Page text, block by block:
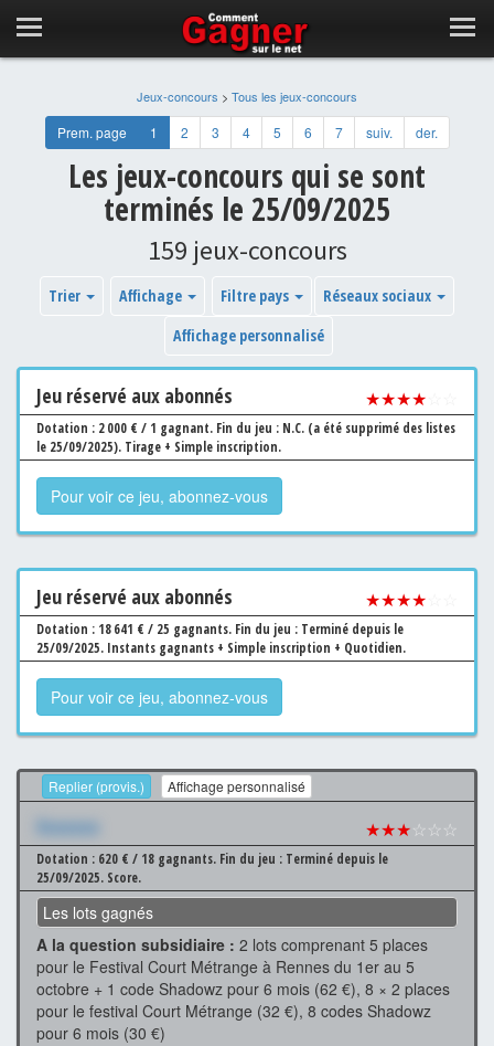
Jeux-concours > Tous les jeux-concours
Prem. page 1 2 3 4 5 6 7 suiv. der.
Les jeux-concours qui se sont
terminés le 25/09/2025
159 jeux-concours
Trier Affichage Filtre pays
Réseaux sociaux
Affichage personnalisé
Jeu réservé aux abonnés ★★★★
Dotation : 2 000 € / 1 gagnant. Fin du jeu : N.C. (a été supprimé des listes
le 25/09/2025). Tirage + Simple inscription.
Pour voir ce jeu, abonnez-vous
Jeu réservé aux abonnés ★★★★
Dotation : 18 641 € / 25 gagnants. Fin du jeu : Terminé depuis le
25/09/2025. Instants gagnants + Simple inscription + Quotidien.
Pour voir ce jeu, abonnez-vous
Replier (provis.) Affichage personnalisé
Xxxxxxx ★★★☆☆☆
Dotation : 620 € / 18 gagnants. Fin du jeu : Terminé depuis le
25/09/2025. Score.
Les lots gagnés
A la question subsidiaire : 2 lots comprenant 5 places
pour le Festival Court Métrange à Rennes du 1er au 5
octobre + 1 code Shadowz pour 6 mois (62 €), 8 × 2 places
pour le festival Court Métrange (32 €), 8 codes Shadowz
pour 6 mois (30 €)